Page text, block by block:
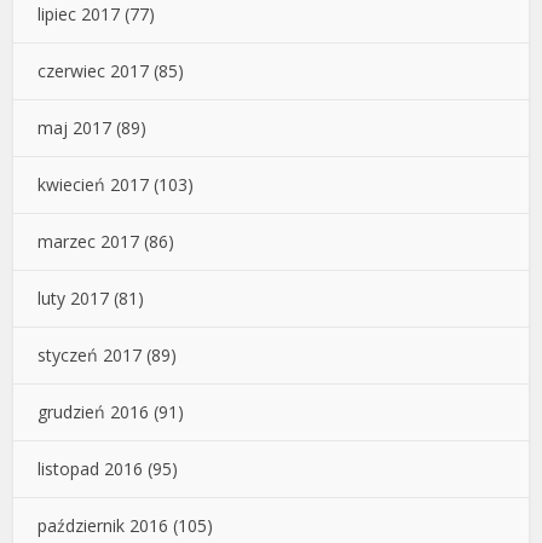
lipiec 2017 (77)
czerwiec 2017 (85)
maj 2017 (89)
kwiecień 2017 (103)
marzec 2017 (86)
luty 2017 (81)
styczeń 2017 (89)
grudzień 2016 (91)
listopad 2016 (95)
październik 2016 (105)